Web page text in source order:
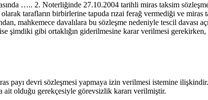
….. 2. Noterliğinde 27.10.2004 tarihli miras taksim
tarafların birbirlerine tapuda rızai ferağ vermediği ve miras
mahkemece davalılara bu sözleşme nedeniyle tescil davası
şimdiki gibi ortaklığın giderilmesine karar verilmesi
payı devri sözleşmesi yapmaya izin verilmesi istemine
olduğu gerekçesiyle görevsizlik kararı verilmiştir.